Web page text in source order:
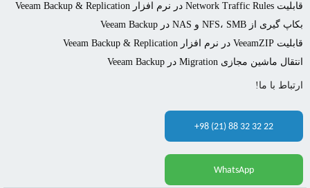
قابلیت Network Traffic Rules در نرم افزار Veeam Backup & Replication
بکاپ گیری از NFS، SMB و NAS در Veeam Backup
قابلیت VeeamZIP در نرم افزار Veeam Backup & Replication
انتقال ماشین مجازی Migration در Veeam Backup
ارتباط با ما!
+98 (21) 88 32 32 22
WhatsApp